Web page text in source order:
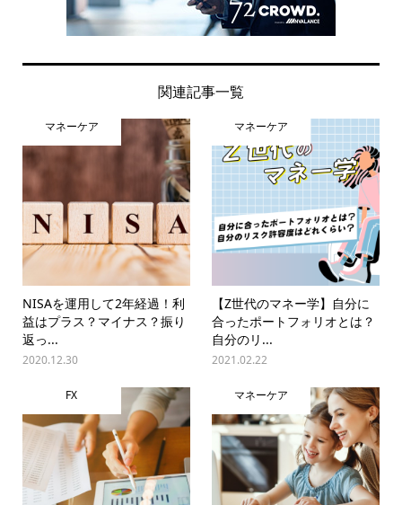
関連記事一覧
マネーケア
NISAを運用して2年経過！利
益はプラス？マイナス？振り
返っ...
2020.12.30
マネーケア
【Z世代のマネー学】自分に
合ったポートフォリオとは？
自分のリ...
2021.02.22
FX マネーケア